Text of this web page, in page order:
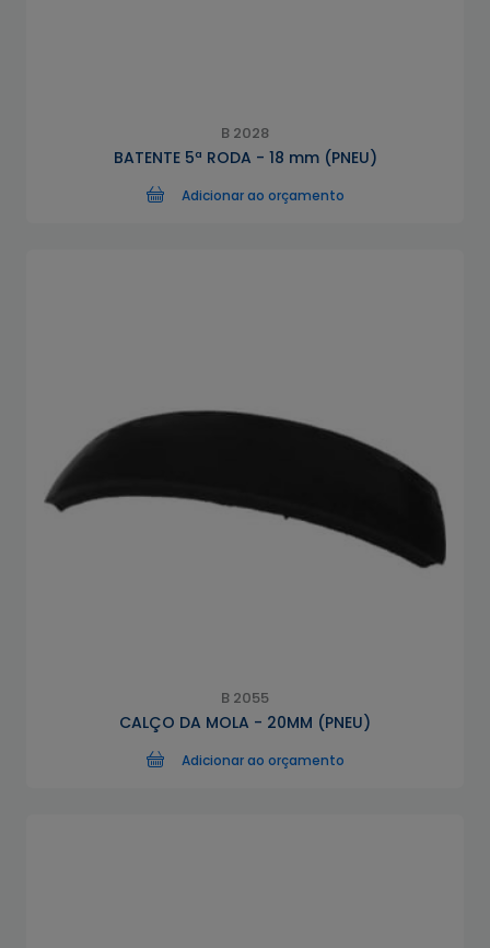
B 2028
BATENTE 5ª RODA - 18 mm (PNEU)
Adicionar ao orçamento
B 2055
CALÇO DA MOLA - 20MM (PNEU)
Adicionar ao orçamento